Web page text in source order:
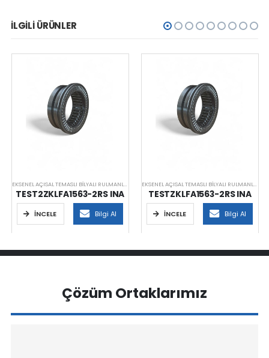
İLGILI ÜRÜNLER
TEST2ZKLFA1563-2RS INA
İNCELE Bilgi Al
TESTZKLFA1563-2RS INA
İNCELE Bilgi Al
Çözüm Ortaklarımız